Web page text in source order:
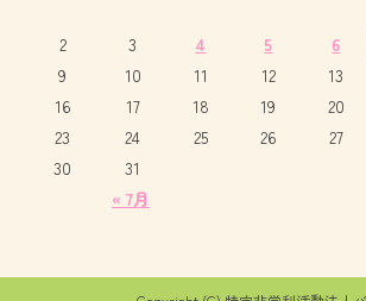
« 7月
2
3 4 5 6
9
10 11 12 13
16
17 18 19 20
23
24 25 26 27
30
31